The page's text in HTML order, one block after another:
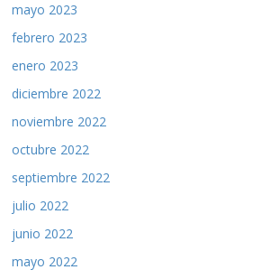
mayo 2023
febrero 2023
enero 2023
diciembre 2022
noviembre 2022
octubre 2022
septiembre 2022
julio 2022
junio 2022
mayo 2022